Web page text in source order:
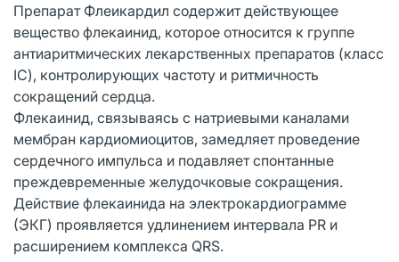
Препарат Флеикардил содержит действующее
вещество флекаинид, которое относится к группе
антиаритмических лекарственных препаратов (класс
IC), контролирующих частоту и ритмичность
сокращений сердца.
Флекаинид, связываясь с натриевыми каналами
мембран кардиомиоцитов, замедляет проведение
сердечного импульса и подавляет спонтанные
преждевременные желудочковые сокращения.
Действие флекаинида на электрокардиограмме
(ЭКГ) проявляется удлинением интервала PR и
расширением комплекса QRS.